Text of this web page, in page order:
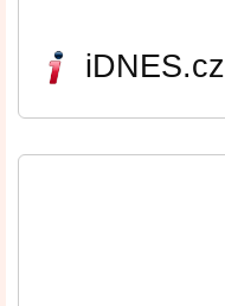
iDNES.cz